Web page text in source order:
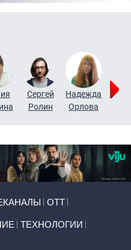
Сергей
Ролин
Надежда
Орлова
ОТТ
ТЕХНОЛОГИИ